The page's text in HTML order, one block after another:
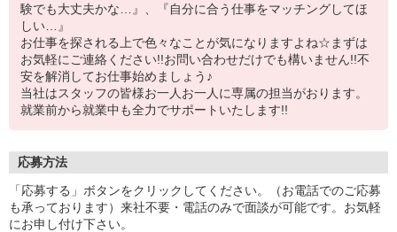
験でも大丈夫かな…』、『自分に合う仕事をマッチングしてほ
しい…』
お仕事を探される上で色々なことが気になりますよね☆まずは
お気軽にご連絡ください!!お問い合わせだけでも構いません!!不
安を解消してお仕事始めましょう♪
当社はスタッフの皆様お一人お一人に専属の担当がおります。
就業前から就業中も全力でサポートいたします!!
応募方法
「応募する」ボタンをクリックしてください。（お電話でのご応募
も承っております）来社不要・電話のみで面談が可能です。お気軽
にお申し付け下さい。